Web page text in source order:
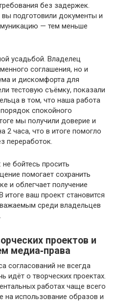
без задержек.
подготовили документы и
— тем меньше
усадьбой. Владелец
соглашения, но и
и дискомфорта для
тестовую съёмку, показали
в том, что наша работа
спокойного
мы получили доверие и
2 часа, что в итоге помогло
переработок.
бойтесь просить
помогает сохранить
и облегчает получение
ваш проект становится
среди владельцев
проектов и
медиа‑права
согласований не всегда
идёт о творческих проектах.
работах чаще всего
на использование образов и